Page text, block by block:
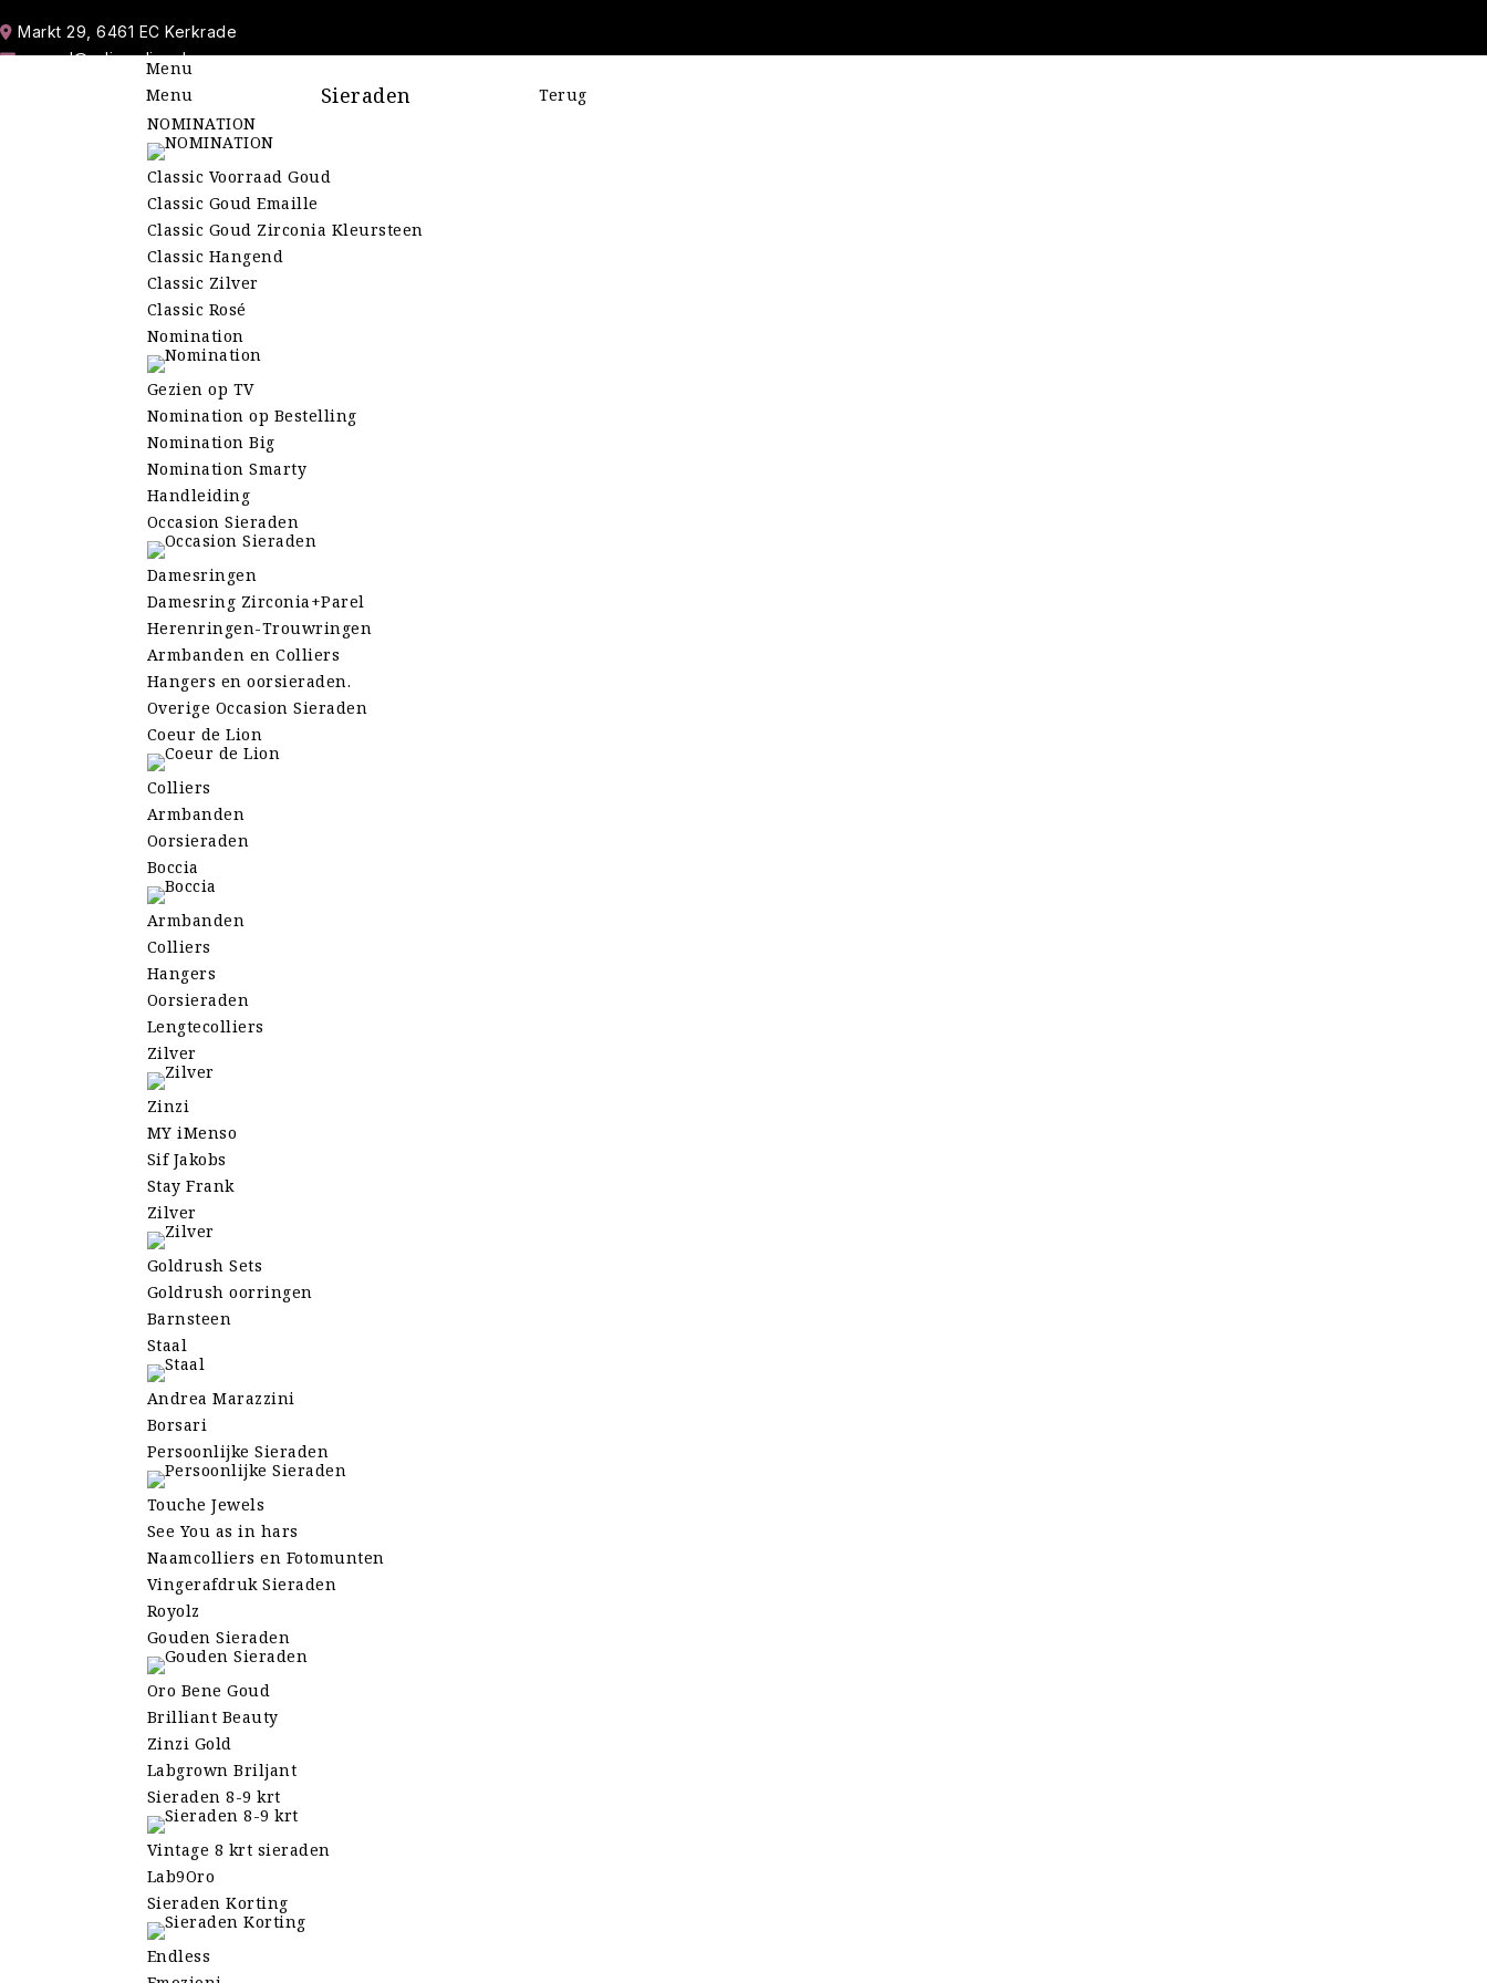
Markt 29, 6461 EC Kerkrade
marcel@cdjuwelier.nl
Wo-Do-Vr 10.00-17.45 uur | Za 10.00-16.45 uur
Zo-Ma-Di Gesloten
Menu
Menu
Terug
Sieraden
NOMINATION
Classic Voorraad Goud
Classic Goud Emaille
Classic Goud Zirconia Kleursteen
Classic Hangend
Classic Zilver
Classic Rosé
Nomination
Gezien op TV
Nomination op Bestelling
Nomination Big
Nomination Smarty
Handleiding
Occasion Sieraden
Damesringen
Damesring Zirconia+Parel
Herenringen-Trouwringen
Armbanden en Colliers
Hangers en oorsieraden.
Overige Occasion Sieraden
Coeur de Lion
Colliers
Armbanden
Oorsieraden
Boccia
Armbanden
Colliers
Hangers
Oorsieraden
Lengtecolliers
Zilver
Zinzi
MY iMenso
Sif Jakobs
Stay Frank
Zilver
Goldrush Sets
Goldrush oorringen
Barnsteen
Staal
Andrea Marazzini
Borsari
Persoonlijke Sieraden
Touche Jewels
See You as in hars
Naamcolliers en Fotomunten
Vingerafdruk Sieraden
Royolz
Gouden Sieraden
Oro Bene Goud
Brilliant Beauty
Zinzi Gold
Labgrown Briljant
Sieraden 8-9 krt
Vintage 8 krt sieraden
Lab9Oro
Sieraden Korting
Endless